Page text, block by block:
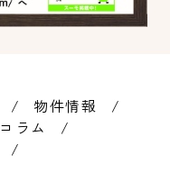
物件情報
コラム